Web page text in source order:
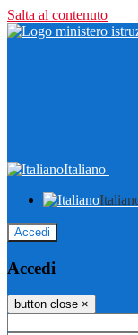
Salta al contenuto
Italiano
Accedi
Accedi
button close ×